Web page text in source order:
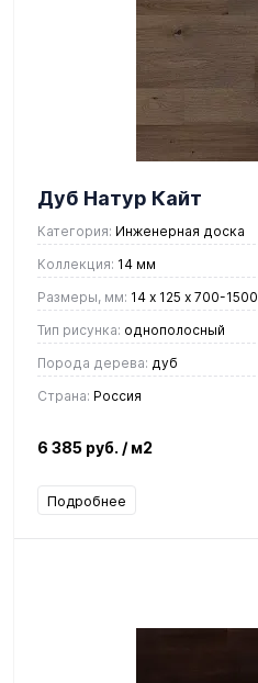
Дуб Натур Кайт
Категория: Инженерная доска
Коллекция: 14 мм
Размеры, мм: 14 х 125 х 700-1500
Тип рисунка: однополосный
Порода дерева: дуб
Страна: Россия
6 385 руб. / м2
Подробнее